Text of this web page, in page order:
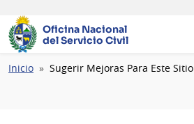
Oficina Nacional
del Servicio Civil
Ruta
Inicio Sugerir Mejoras Para Este Sitio